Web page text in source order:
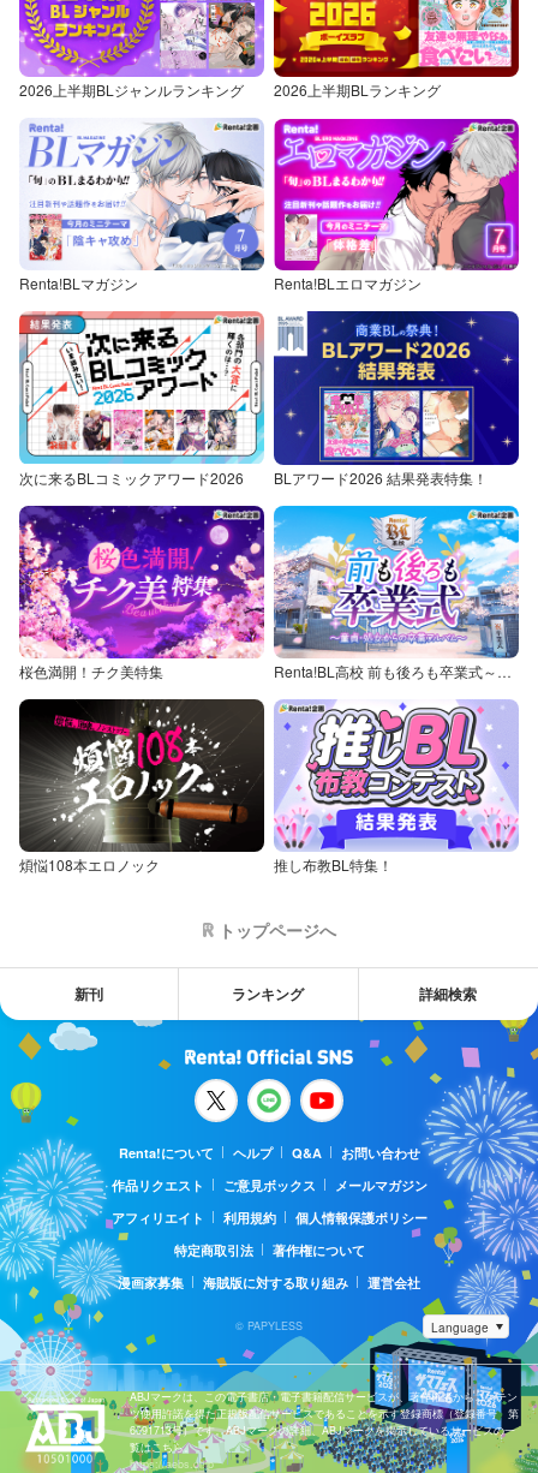
2026上半期BLジャンルランキング 2026上半期BLランキング
Renta!BLマガジン Renta!BLエロマガジン
次に来るBLコミックアワード2026 BLアワード2026 結果発表特集！
桜色満開！チク美特集 Renta!BL高校 前も後ろも卒業式～童貞・処女からの卒業アルバム～
煩悩108本エロノック 推し布教BL特集！
トップページへ
新刊 ランキング 詳細検索
Renta!について ヘルプ Q&A
お問い合わせ
作品リクエスト
ご意見ボックス
メールマガジン
アフィリエイト
利用規約
個人情報保護ポリシー
特定商取引法
著作権について
漫画家募集
海賊版に対する取り組み 運営会社
© PAPYLESS
ABJマークは、この電子書店・電子書籍配信サービスが、著作権者からコンテン
ツ使用許諾を得た正規版配信サービスであることを示す登録商標（登録番号 第
6091713号）です。ABJマークの詳細、ABJマークを掲示しているサービスの一
覧はこちら。
https://aebs.or.jp